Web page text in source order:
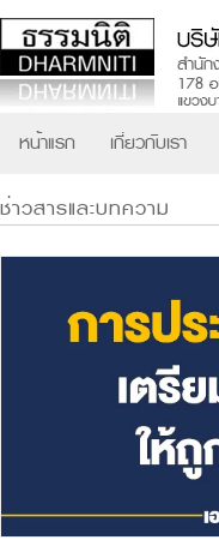
หน้าแรก เกี่ยวกับเรา
ช่าวสารและบทความ